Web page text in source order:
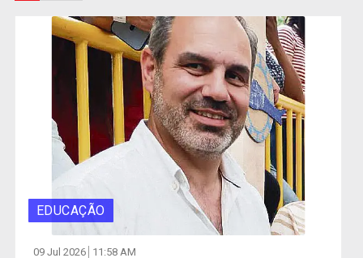
EDUCAÇÃO
09 Jul 2026 11:58 AM